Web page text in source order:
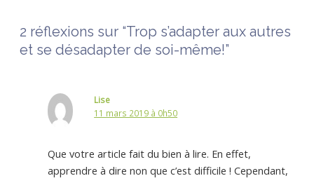
2 réflexions sur “Trop s’adapter aux autres
et se désadapter de soi-même!”
Lise
11 mars 2019 à 0h50
Que votre article fait du bien à lire. En effet,
apprendre à dire non que c’est difficile ! Cependant,